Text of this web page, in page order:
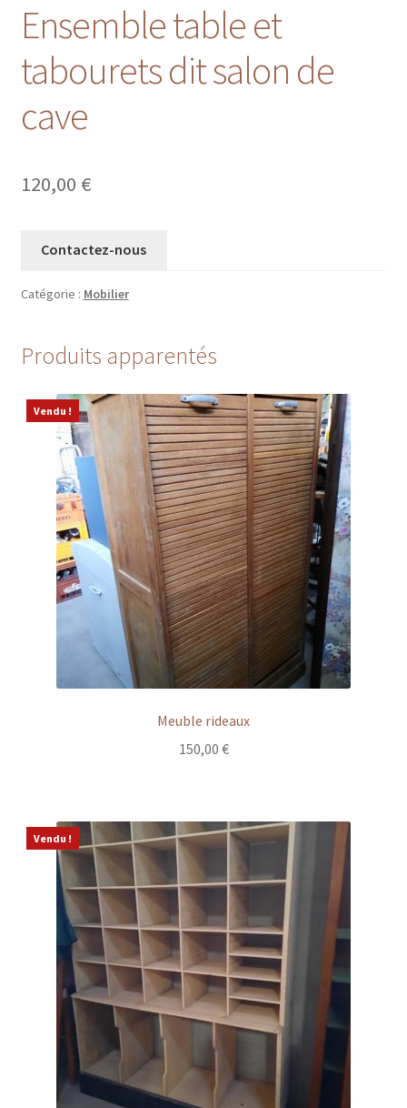
Ensemble table et
tabourets dit salon de
cave
120,00 €
Contactez-nous
Catégorie : Mobilier
Produits apparentés
Vendu !
Meuble rideaux
150,00 €
Vendu !